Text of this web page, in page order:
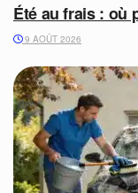
Été au frais : où
9 AOÛT 2026